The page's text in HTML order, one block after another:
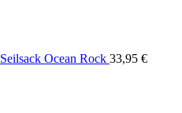
Seilsack Ocean Rock 33,95 €